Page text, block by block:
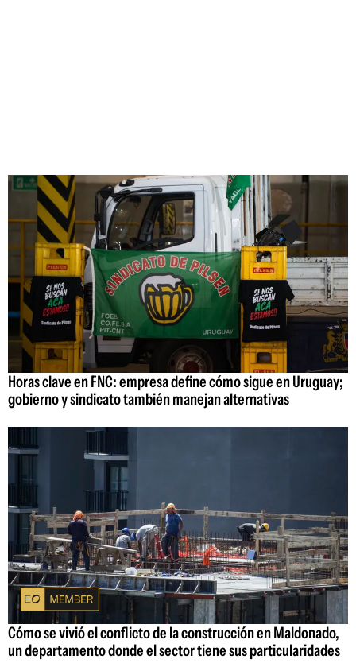
Horas clave en FNC: empresa define cómo sigue en Uruguay;
gobierno y sindicato también manejan alternativas
Cómo se vivió el conflicto de la construcción en Maldonado,
un departamento donde el sector tiene sus particularidades